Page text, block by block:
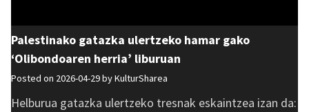
Palestinako gatazka ulertzeko hamar gako
‘Olibondoaren herria’ liburuan
Posted on 2026-04-29 byKulturSharea
Helburua gatazka ulertzeko tresnak eskaintzea izan da: